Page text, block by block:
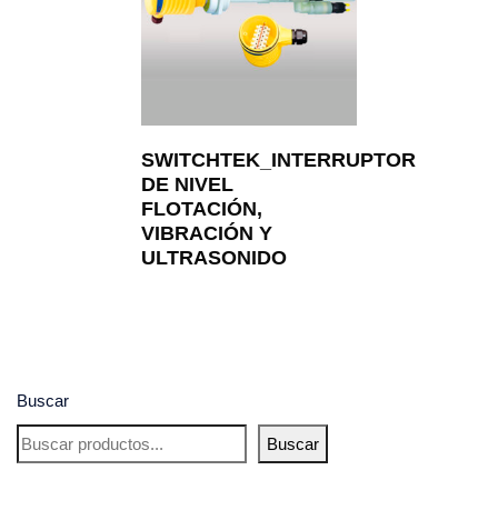
Buscar
Buscar
SWITCHTEK_INTERRUPTOR
DE NIVEL
FLOTACIÓN,
VIBRACIÓN Y
ULTRASONIDO